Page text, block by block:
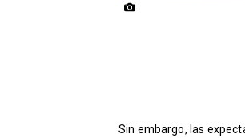
Sin embargo, las